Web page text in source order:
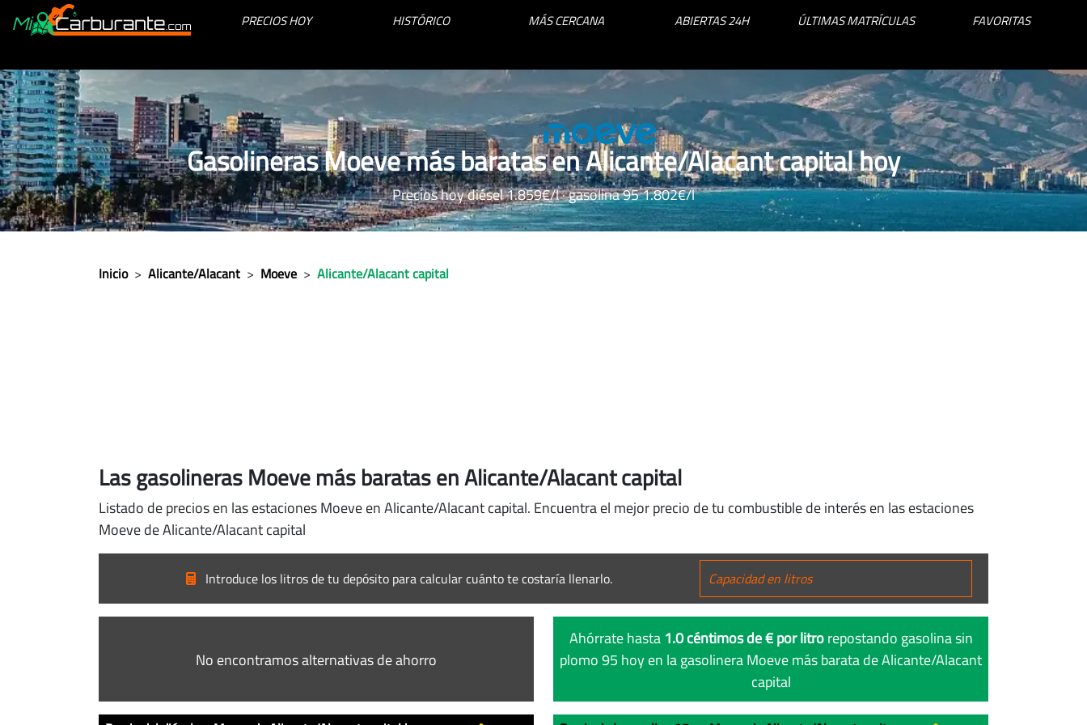
PRECIOS HOY HISTÓRICO MÁS CERCANA ABIERTAS 24H ÚLTIMAS MATRÍCULAS FAVORITAS
Gasolineras Moeve más baratas en Alicante/Alacant capital hoy
Precios hoy diésel 1.859€/l · gasolina 95 1.802€/l
Inicio > Alicante/Alacant > Moeve > Alicante/Alacant capital
Las gasolineras Moeve más baratas en Alicante/Alacant capital
Listado de precios en las estaciones Moeve en Alicante/Alacant capital. Encuentra el mejor precio de tu combustible de interés en las estaciones
Moeve de Alicante/Alacant capital
Introduce los litros de tu depósito para calcular cuánto te costaría llenarlo.
No encontramos alternativas de ahorro
Ahórrate hasta 1.0 céntimos de € por litrorepostando gasolina sin
plomo 95 hoy en la gasolinera Moeve más barata de Alicante/Alacant
capital